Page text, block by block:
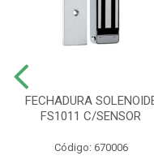
FECHADURA
FS1011 C/SENSOR
Código: 670006